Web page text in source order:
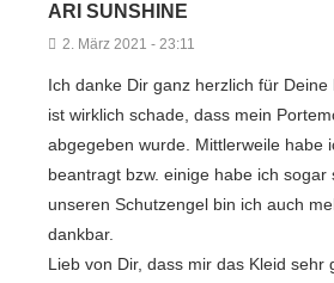
ARI SUNSHINE
2. März 2021 - 23:11
Ich danke Dir ganz herzlich für
ist wirklich schade, dass mein
abgegeben wurde. Mittlerweile habe
beantragt bzw. einige habe ich
unseren Schutzengel bin ich auch
dankbar.
Lieb von Dir, dass mir das Kleid sehr